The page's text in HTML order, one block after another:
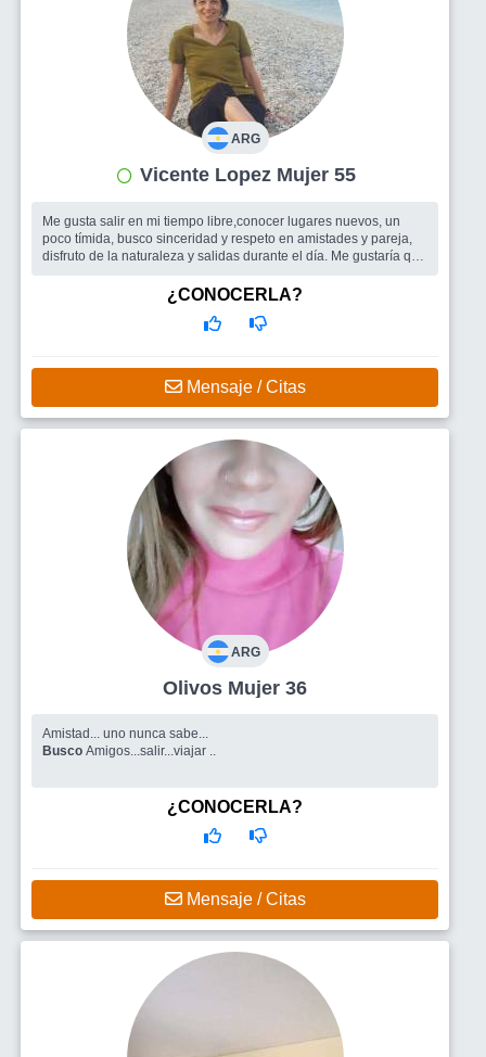
ARG
Vicente Lopez Mujer 55
Me gusta salir en mi tiempo libre,conocer lugares nuevos, un
poco tímida, busco sinceridad y respeto en amistades y pareja,
disfruto de la naturaleza y salidas durante el día. Me gustaría que
Compañía para salir o viajar, si esta la posibilidad pareja.
¿CONOCERLA?
Mensaje / Citas
ARG
Olivos Mujer 36
Amistad... uno nunca sabe...
Busco Amigos...salir...viajar ..
¿CONOCERLA?
Mensaje / Citas